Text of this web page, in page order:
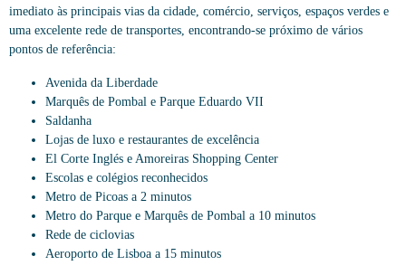
imediato às principais vias da cidade, comércio, serviços, espaços verdes e
uma excelente rede de transportes, encontrando-se próximo de vários
pontos de referência:
Avenida da Liberdade
Marquês de Pombal e Parque Eduardo VII
Saldanha
Lojas de luxo e restaurantes de excelência
El Corte Inglés e Amoreiras Shopping Center
Escolas e colégios reconhecidos
Metro de Picoas a 2 minutos
Metro do Parque e Marquês de Pombal a 10 minutos
Rede de ciclovias
Aeroporto de Lisboa a 15 minutos